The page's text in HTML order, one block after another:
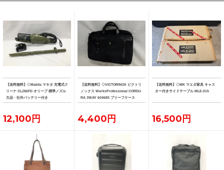
【送料無料】◇Makita マキタ 充電式ク
リーナ CL286FD オリーブ 標準ノズル
欠品・社外バッテリー付き
12,100円
【送料無料】◇VICTORINOX ビクトリ
ノックス WerksProfessional CORDU
RA 3WAY 604685 ブリーフケース
4,400円
【送料無料】◇MK マエダ家具 キャス
ター付きサイドテーブル MLE-015
16,500円